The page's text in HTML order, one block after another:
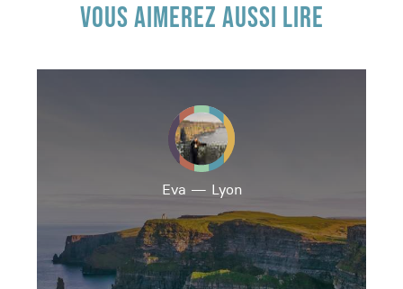
VOUS AIMEREZ AUSSI LIRE
Eva — Lyon